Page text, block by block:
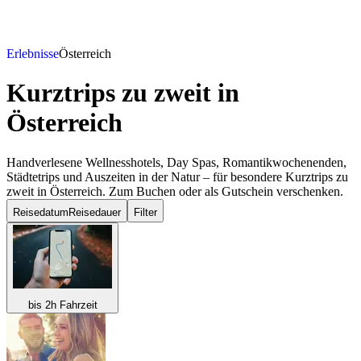
ErlebnisseÖsterreich
Kurztrips zu zweit in
Österreich
Handverlesene Wellnesshotels, Day Spas, Romantikwochenenden,
Städtetrips und Auszeiten in der Natur – für besondere Kurztrips zu
zweit in Österreich. Zum Buchen oder als Gutschein verschenken.
Reisedatum Reisedauer Filter
bis 2h Fahrzeit